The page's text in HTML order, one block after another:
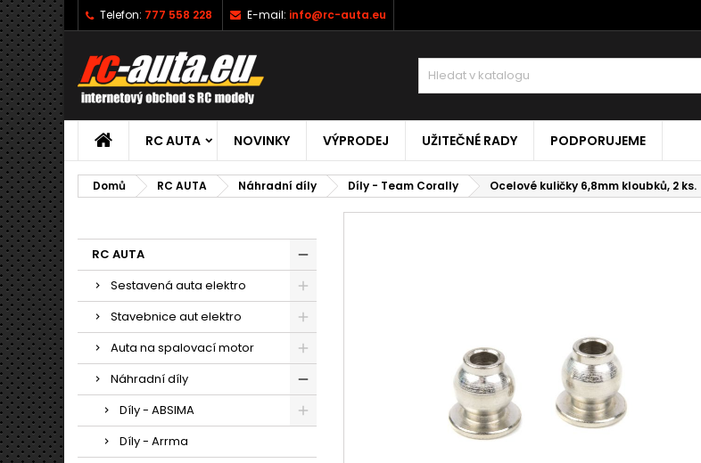
Telefon: 777 558 228 E-mail: info@rc-auta.eu
RC AUTA NOVINKY VÝPRODEJ UŽITEČNÉ RADY PODPORUJEME
Domů RC AUTA Náhradní díly Díly - Team Corally Ocelové kuličky 6,8mm kloubků, 2 ks.
RC AUTA
Sestavená auta elektro
Stavebnice aut elektro
Auta na spalovací motor
Náhradní díly
Díly - ABSIMA
Díly - Arrma